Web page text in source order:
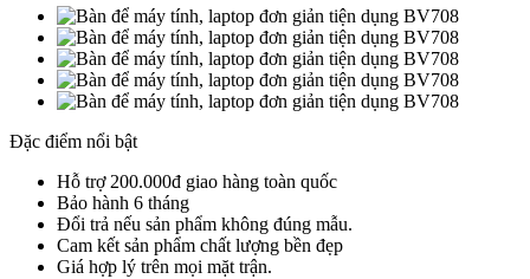
Đặc điểm nổi bật
Hỗ trợ 200.000đ giao hàng toàn quốc
Bảo hành 6 tháng
Đổi trả nếu sản phẩm không đúng mẫu.
Cam kết sản phẩm chất lượng bền đẹp
Giá hợp lý trên mọi mặt trận.